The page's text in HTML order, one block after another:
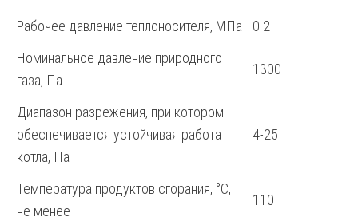
Рабочее давление теплоносителя, МПа
0.2
Номинальное давление природного
газа, Па
1300
Диапазон разрежения, при котором
обеспечивается устойчивая работа
котла, Па
4-25
Температура продуктов сгорания, °С,
не менее
110